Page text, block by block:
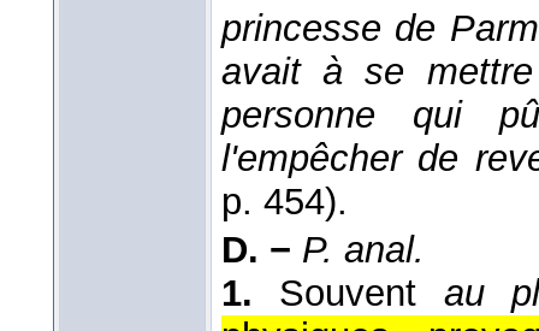
princesse de
avait à se
personne qui
l'empêcher de
p. 454).
D. − P. anal.
1.
Souvent au